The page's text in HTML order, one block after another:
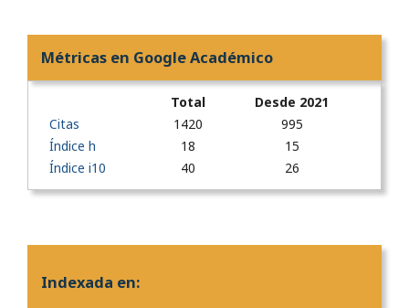
Métricas en Google Académico
Total
Desde 2021
Citas
1420
995
Índice h
18
15
Índice i10
40 26
Indexada en: